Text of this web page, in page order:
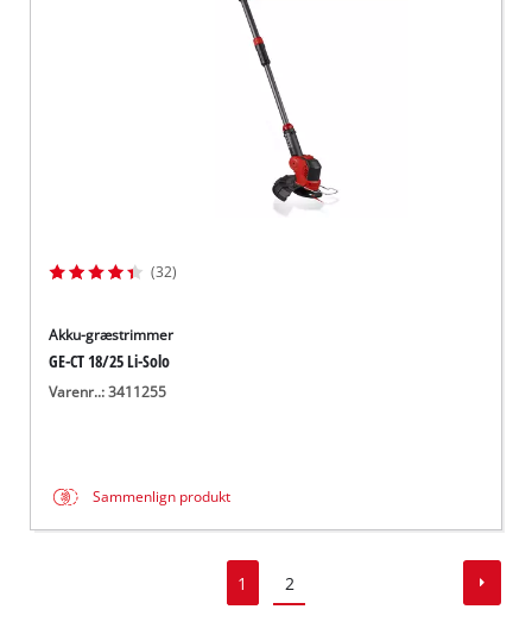
(32)
Akku-græstrimmer
GE-CT 18/25 Li-Solo
Varenr..: 3411255
Sammenlign produkt
1 2